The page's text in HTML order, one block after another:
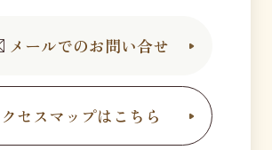
メールでのお問い合せ
セスマップはこちら